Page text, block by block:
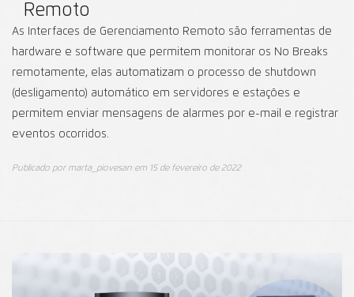
Remoto
As Interfaces de Gerenciamento Remoto são ferramentas de
hardware e software que permitem monitorar os No Breaks
remotamente, elas automatizam o processo de shutdown
(desligamento) automático em servidores e estações e
permitem enviar mensagens de alarmes por e-mail e registrar
eventos ocorridos.
Publicado por marta_piovesan em 15 de fevereiro de 2022